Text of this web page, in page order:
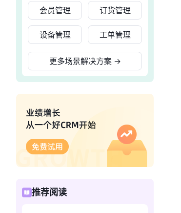
会员管理 订货管理
设备管理 工单管理
更多场景解决方案 →
推荐阅读